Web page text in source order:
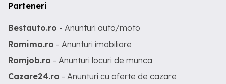
Parteneri
Bestauto.ro - Anunturi auto/moto
Romimo.ro - Anunturi imobiliare
Romjob.ro - Anunturi locuri de munca
Cazare24.ro - Anunturi cu oferte de cazare